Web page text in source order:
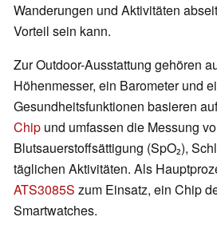
Wanderungen und Aktivitäten
Vorteil sein kann.
Zur Outdoor-Ausstattung gehören
Höhenmesser, ein Barometer und
Gesundheitsfunktionen basieren
Chip und umfassen die Messung
Blutsauerstoffsättigung (SpO₂),
täglichen Aktivitäten. Als
ATS3085S zum Einsatz, ein Chip
Smartwatches.